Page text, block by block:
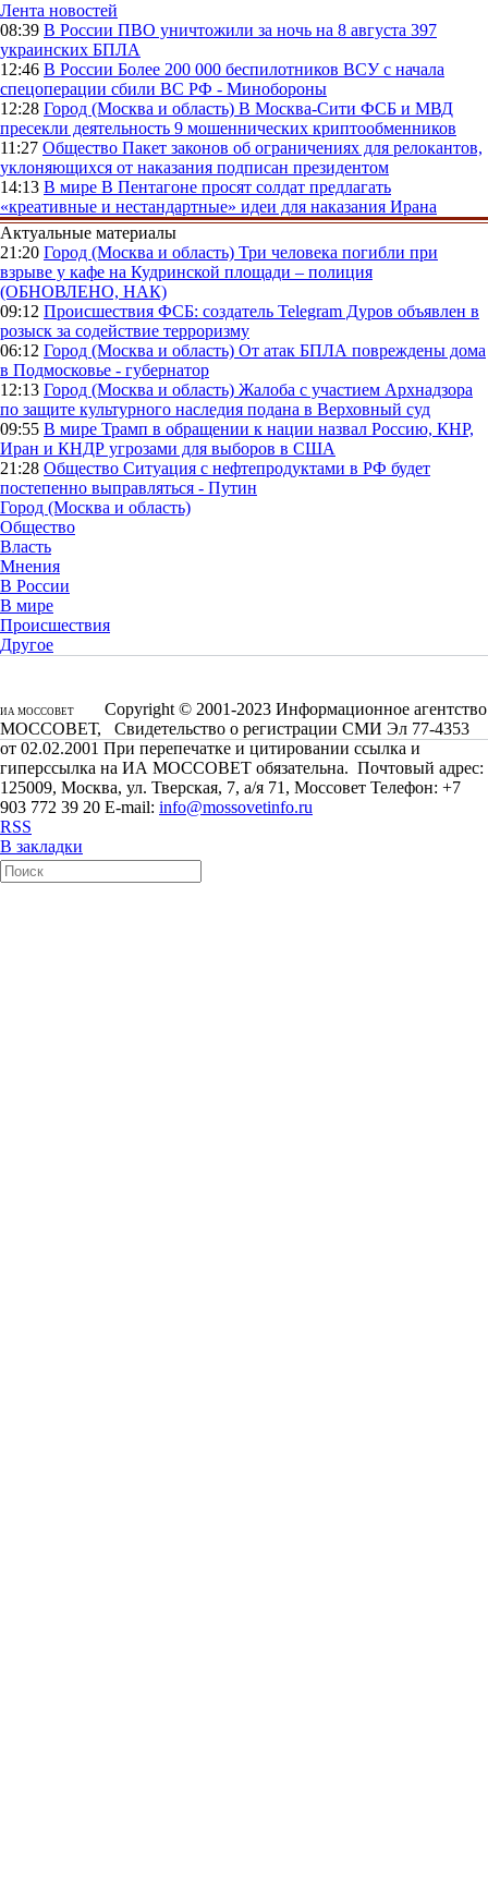
Лента новостей
08:39 В России ПВО уничтожили за ночь на 8 августа 397
украинских БПЛА
12:46 В России Более 200 000 беспилотников ВСУ с начала
спецоперации сбили ВС РФ - Минобороны
12:28 Город (Москва и область) В Москва-Сити ФСБ и МВД
пресекли деятельность 9 мошеннических криптообменников
11:27 Общество Пакет законов об ограничениях для релокантов,
уклоняющихся от наказания подписан президентом
14:13 В мире В Пентагоне просят солдат предлагать
«креативные и нестандартные» идеи для наказания Ирана
Актуальные материалы
21:20 Город (Москва и область) Три человека погибли при
взрыве у кафе на Кудринской площади – полиция
(ОБНОВЛЕНО, НАК)
09:12 Происшествия ФСБ: создатель Telegram Дуров объявлен в
розыск за содействие терроризму
06:12 Город (Москва и область) От атак БПЛА повреждены дома
в Подмосковье - губернатор
12:13 Город (Москва и область) Жалоба с участием Архнадзора
по защите культурного наследия подана в Верховный суд
09:55 В мире Трамп в обращении к нации назвал Россию, КНР,
Иран и КНДР угрозами для выборов в США
21:28 Общество Ситуация с нефтепродуктами в РФ будет
постепенно выправляться - Путин
Город (Москва и область)
Общество
Власть
Мнения
В России
В мире
Происшествия
Другое
ИА МОССОВЕТ
Copyright © 2001-2023 Информационное агентство
МОССОВЕТ, Свидетельство о регистрации СМИ Эл 77-4353
от 02.02.2001 При перепечатке и цитировании ссылка и
гиперссылка на ИА МОССОВЕТ обязательна. Почтовый адрес:
125009, Москва, ул. Тверская, 7, а/я 71, Моссовет Телефон: +7
903 772 39 20 E-mail: info@mossovetinfo.ru
RSS
В закладки